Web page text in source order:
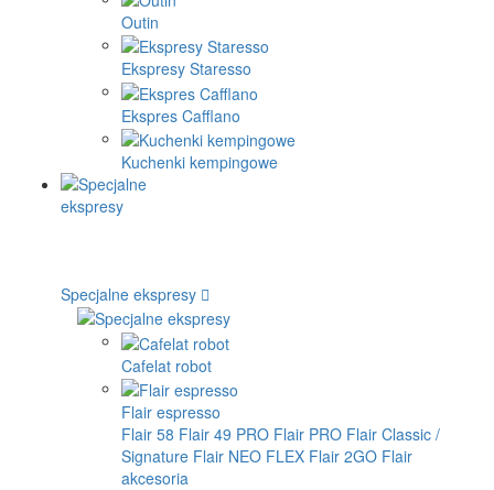
Outin
Ekspresy Staresso
Ekspres Cafflano
Kuchenki kempingowe
Specjalne ekspresy
Cafelat robot
Flair espresso
Flair 58 Flair 49 PRO Flair PRO Flair Classic /
Signature Flair NEO FLEX Flair 2GO Flair
akcesoria